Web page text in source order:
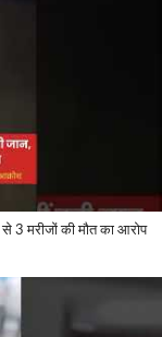
3 मरीजों की मौत का आरोप